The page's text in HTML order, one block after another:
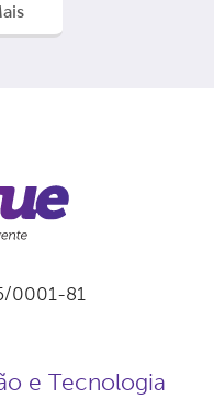
0001-81
e Tecnologia